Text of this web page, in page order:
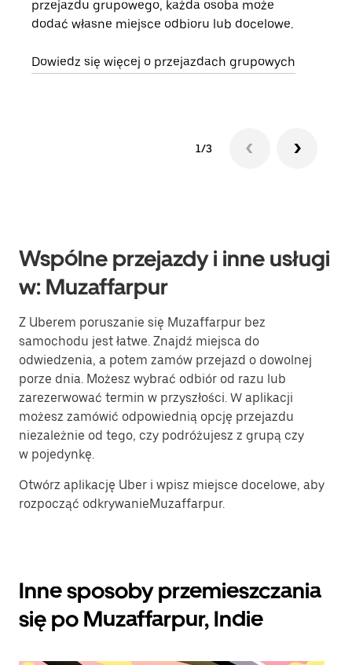
przejazdu grupowego, każda osoba może
dodać własne miejsce odbioru lub docelowe.
Dowiedz się więcej o przejazdach grupowych
1/3
Wspólne przejazdy i inne usługi
w: Muzaffarpur
Z Uberem poruszanie się Muzaffarpur bez
samochodu jest łatwe. Znajdź miejsca do
odwiedzenia, a potem zamów przejazd o dowolnej
porze dnia. Możesz wybrać odbiór od razu lub
zarezerwować termin w przyszłości. W aplikacji
możesz zamówić odpowiednią opcję przejazdu
niezależnie od tego, czy podróżujesz z grupą czy
w pojedynkę.
Otwórz aplikację Uber i wpisz miejsce docelowe, aby
rozpocząć odkrywanieMuzaffarpur.
Inne sposoby przemieszczania
się po Muzaffarpur, Indie